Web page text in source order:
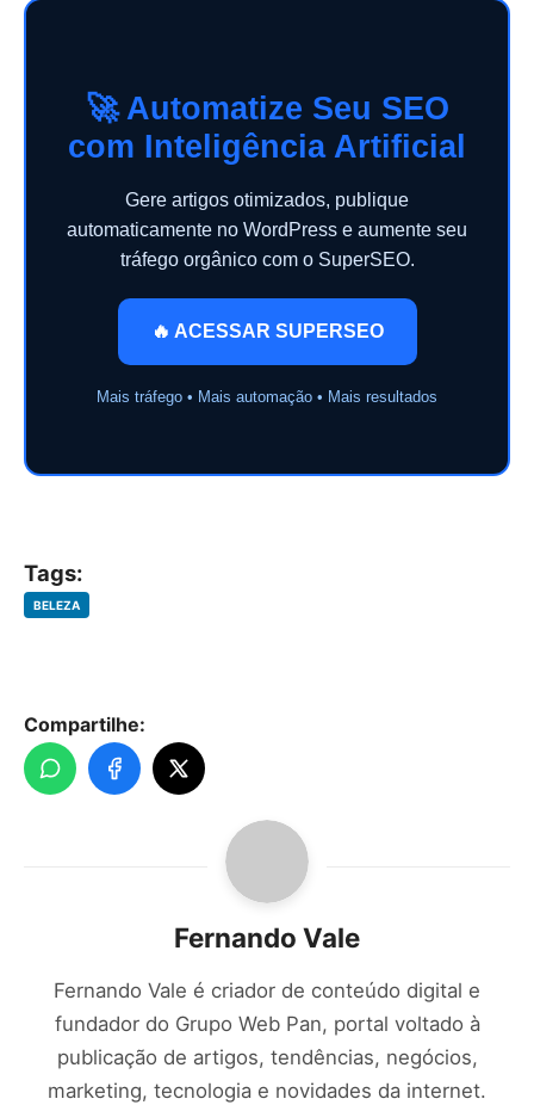
🚀 Automatize Seu SEO
com Inteligência Artificial
Gere artigos otimizados, publique
automaticamente no WordPress e aumente seu
tráfego orgânico com o SuperSEO.
🔥 ACESSAR SUPERSEO
Mais tráfego • Mais automação • Mais resultados
Tags:
BELEZA
Compartilhe:
Fernando Vale
Fernando Vale é criador de conteúdo digital e
fundador do Grupo Web Pan, portal voltado à
publicação de artigos, tendências, negócios,
marketing, tecnologia e novidades da internet.